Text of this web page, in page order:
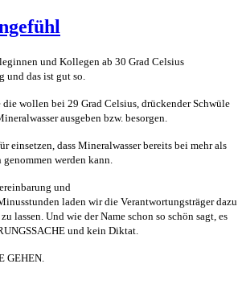
und Kollegen ab 30 Grad Celsius
und das ist gut so.
die wollen bei 29 Grad Celsius, drückender Schwüle
ausgeben bzw. besorgen.
einsetzen, dass Mineralwasser bereits bei mehr als
werden kann.
und
laden wir die Verantwortungsträger dazu
lassen. Und wie der Name schon so schön sagt, es
und kein Diktat.
GEHEN.